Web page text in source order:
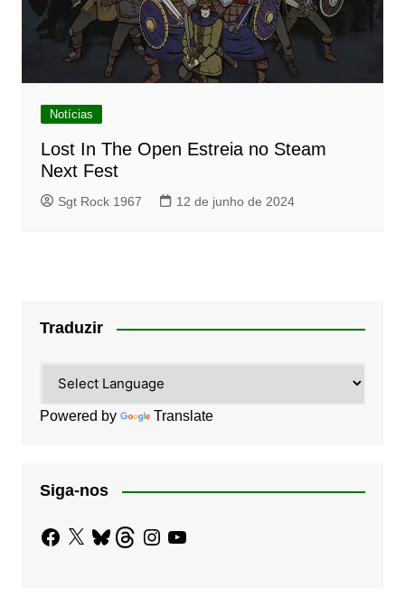
Notícias
Lost In The Open Estreia no Steam
Next Fest
Sgt Rock 1967 12 de junho de 2024
Traduzir
Powered by Translate
Siga-nos
Facebook
X BlueskyThreadsInstagram
YouTube